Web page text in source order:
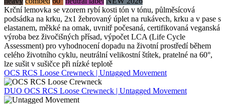
Krční lemovka se vzorem rybí kosti tón v tónu, půlměsícová
podsádka na krku, 2x1 žebrovaný úplet na rukávech, krku a v pase s
elastanem, měkké na omak, uvnitř počesaná, certifikovaná veganská
výroba bez živočišných přísad, výpočet LCA (Life Cycle
Assessment) pro vyhodnocení dopadu na životní prostředí během
celého životního cyklu, neutrální velikostní štítek, pratelné na 60°,
lze sušit v sušičce při nízké teplotě
OCS RCS Loose Crewneck | Untagged Movement
DUO OCS RCS Loose Crewneck | Untagged Movement